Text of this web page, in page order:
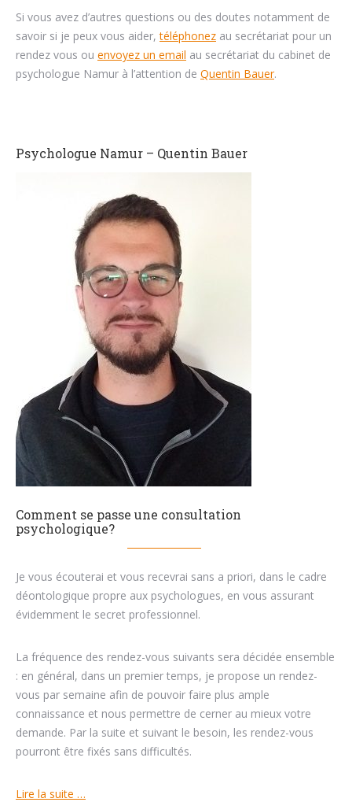
Si vous avez d’autres questions ou des doutes notamment de
savoir si je peux vous aider,téléphonez au secrétariat pour un
rendez vous ou envoyez un email au secrétariat du cabinet de
psychologue Namur à l’attention de Quentin Bauer.
Psychologue Namur – Quentin Bauer
Comment se passe une consultation
psychologique?
Je vous écouterai et vous recevrai sans a priori, dans le cadre
déontologique propre aux psychologues, en vous assurant
évidemment le secret professionnel.
La fréquence des rendez-vous suivants sera décidée ensemble
: en général, dans un premier temps, je propose un rendez-
vous par semaine afin de pouvoir faire plus ample
connaissance et nous permettre de cerner au mieux votre
demande. Par la suite et suivant le besoin, les rendez-vous
pourront être fixés sans difficultés.
Lire la suite …